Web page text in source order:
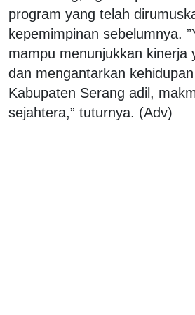
program yang telah
kepemimpinan sebelumnya.
mampu menunjukkan kinerja
dan mengantarkan
Kabupaten Serang adil,
sejahtera,” tuturnya. (Adv)